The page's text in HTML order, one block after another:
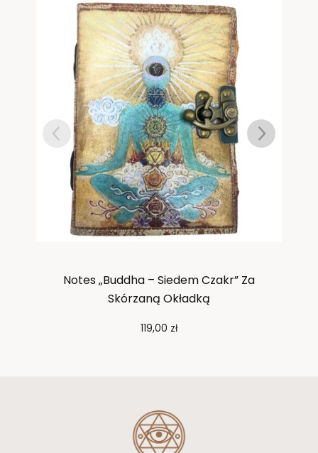
Notes „Buddha – Siedem Czakr” Za
Skórzaną Okładką
119,00 zł